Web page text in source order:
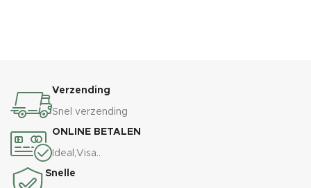
Verzending
Snel verzending
ONLINE BETALEN
Ideal,Visa..
Snelle